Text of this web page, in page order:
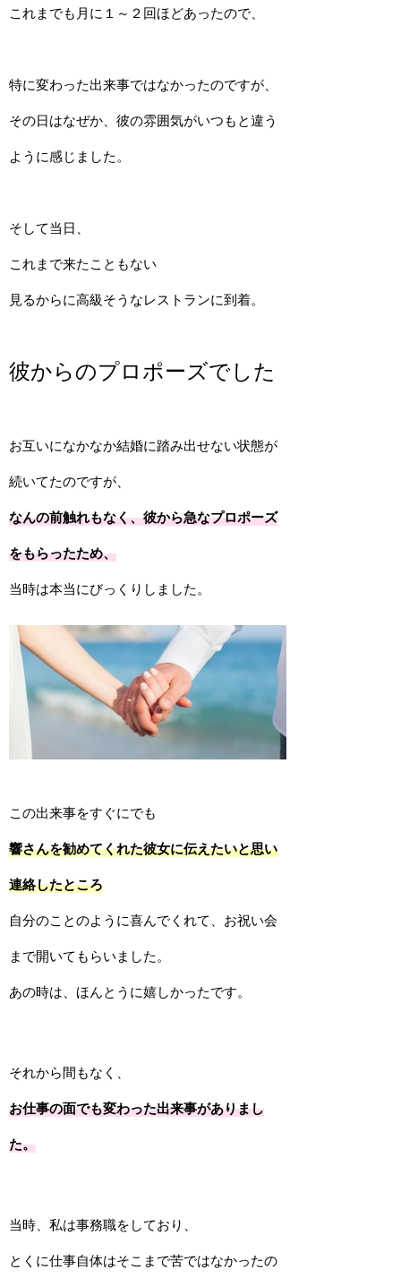
これまでも月に１～２回ほどあったので、
特に変わった出来事ではなかったのですが、
その日はなぜか、彼の雰囲気がいつもと違う
ように感じました。
そして当日、
これまで来たこともない
見るからに高級そうなレストランに到着。
彼からのプロポーズでした
お互いになかなか結婚に踏み出せない状態が
続いてたのですが、
なんの前触れもなく、彼から急なプロポーズ
をもらったため、
当時は本当にびっくりしました。
この出来事をすぐにでも
響さんを勧めてくれた彼女に伝えたいと思い
連絡したところ
自分のことのように喜んでくれて、お祝い会
まで開いてもらいました。
あの時は、ほんとうに嬉しかったです。
それから間もなく、
お仕事の面でも変わった出来事がありまし
た。
当時、私は事務職をしており、
とくに仕事自体はそこまで苦ではなかったの